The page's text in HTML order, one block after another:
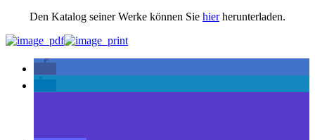
Den Katalog seiner Werke können Sie hierherunterladen.